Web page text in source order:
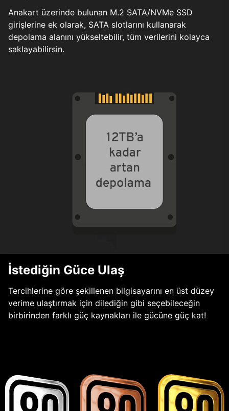
Anakart üzerinde bulunan M.2 SATA/NVMe SSD
girişlerine ek olarak, SATA slotlarını kullanarak
depolama alanını yükseltebilir, tüm verilerini kolayca
saklayabilirsin.
İstediğin Güce Ulaş
Tercihlerine göre şekillenen bilgisayarını en üst düzey
verime ulaştırmak için dilediğin gibi seçebileceğin
birbirinden farklı güç kaynakları ile gücüne güç kat!